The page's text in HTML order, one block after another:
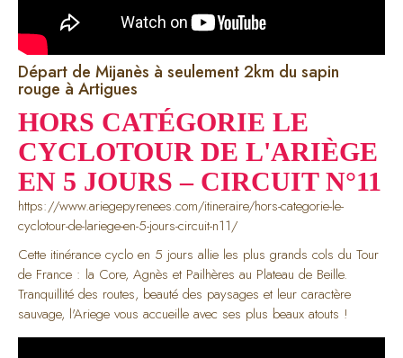
Départ de Mijanès à seulement 2km du sapin
rouge à Artigues
HORS CATÉGORIE LE
CYCLOTOUR DE L'ARIÈGE
EN 5 JOURS – CIRCUIT N°11
https://www.ariegepyrenees.com/itineraire/hors-categorie-le-
cyclotour-de-lariege-en-5-jours-circuit-n11/
Cette itinérance cyclo en 5 jours allie les plus grands cols du Tour
de France : la Core, Agnès et Pailhères au Plateau de Beille.
Tranquillité des routes, beauté des paysages et leur caractère
sauvage, l'Ariege vous accueille avec ses plus beaux atouts !